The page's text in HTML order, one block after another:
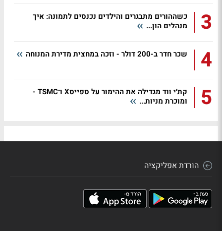
3
כשההורים מתבגרים והילדים נכנסים לתמונה: איך
מנהלים הון...
4 שכר חדר ב-200 דולר - וזכה במחצית מדירת המנוחה
5
קת׳י ווד מגדילה את ההימור על ספייסX ו־TSMC -
ומוכרת מניות...
הורדת אפליקציה